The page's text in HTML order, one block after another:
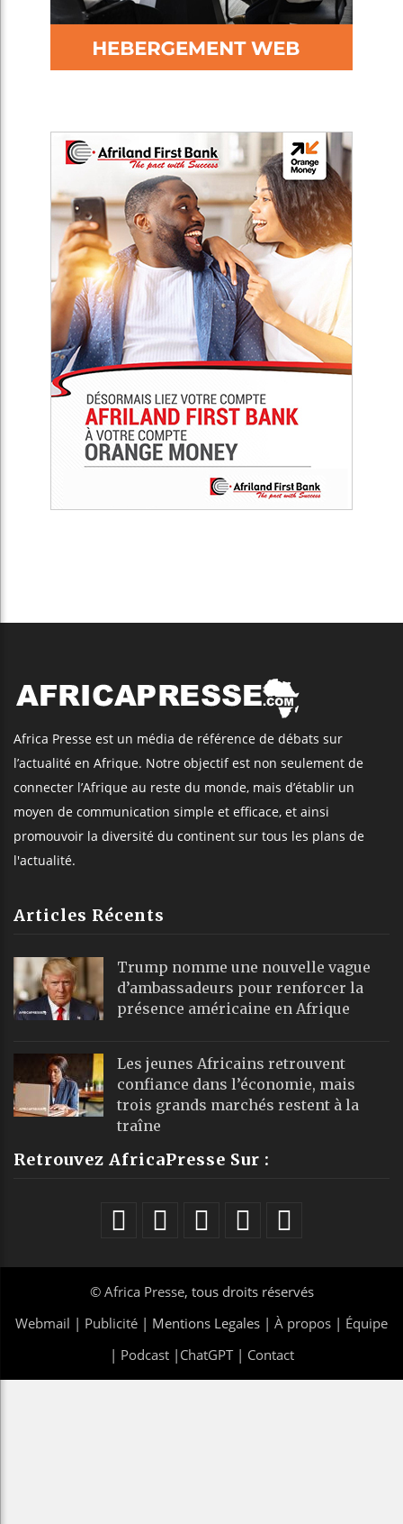
Africa Presse est un média de référence de débats sur
l’actualité en Afrique. Notre objectif est non seulement de
connecter l’Afrique au reste du monde, mais d’établir un
moyen de communication simple et efficace, et ainsi
promouvoir la diversité du continent sur tous les plans de
l'actualité.
Articles Récents
Trump nomme une nouvelle vague
d’ambassadeurs pour renforcer la
présence américaine en Afrique
Les jeunes Africains retrouvent
confiance dans l’économie, mais
trois grands marchés restent à la
traîne
Retrouvez AfricaPresse Sur :
© Africa Presse, tous droits réservés
Webmail | Publicité | Mentions Legales | À propos | Équipe
| Podcast| ChatGPT| Contact